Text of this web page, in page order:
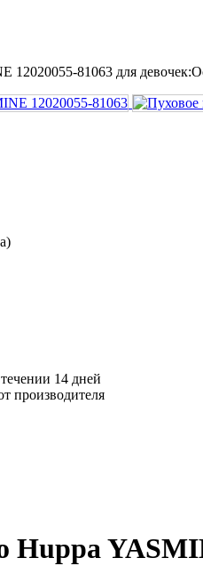
12020055-81063 для
14 дней
производителя
Huppa